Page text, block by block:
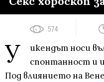
574
У
икендът носи
спонтанност и
Под влиянието на